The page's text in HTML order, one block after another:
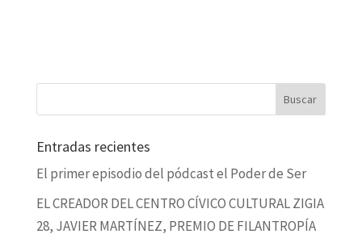
Entradas recientes
El primer episodio del pódcast el Poder de Ser
EL CREADOR DEL CENTRO CÍVICO CULTURAL ZIGIA
28, JAVIER MARTÍNEZ, PREMIO DE FILANTROPÍA